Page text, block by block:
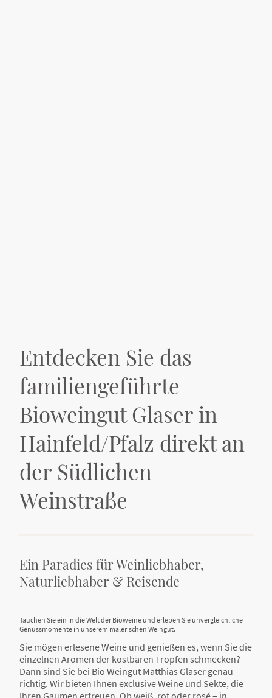
Entdecken Sie das
familiengeführte
Bioweingut Glaser in
Hainfeld/Pfalz direkt an
der Südlichen
Weinstraße
Ein Paradies für Weinliebhaber,
Naturliebhaber & Reisende
Tauchen Sie ein in die Welt der Bioweine und erleben Sie unvergleichliche
Genussmomente in unserem malerischen Weingut.
Sie mögen erlesene Weine und genießen es, wenn Sie die
einzelnen Aromen der kostbaren Tropfen schmecken?
Dann sind Sie bei Bio Weingut Matthias Glaser genau
richtig. Wir bieten Ihnen exclusive Weine und Sekte, die